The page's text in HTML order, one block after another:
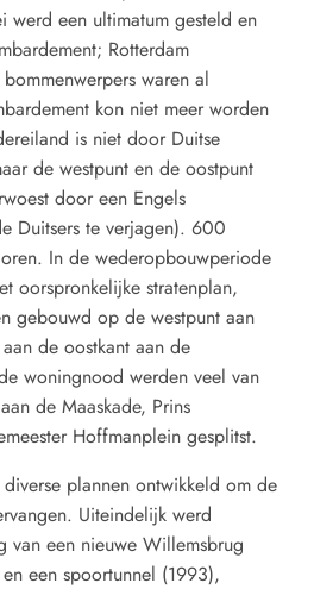
werd een ultimatum gesteld en
Rotterdam
waren al
kon niet meer worden
is niet door Duitse
de westpunt en de oostpunt
door een Engels
Duitsers te verjagen). 600
In de wederopbouwperiode
oorspronkelijke stratenplan,
gebouwd op de westpunt aan
de oostkant aan de
woningnood werden veel van
de Maaskade, Prins
Hoffmanplein gesplitst.
plannen ontwikkeld om de
Uiteindelijk werd
van een nieuwe Willemsbrug
een spoortunnel (1993),